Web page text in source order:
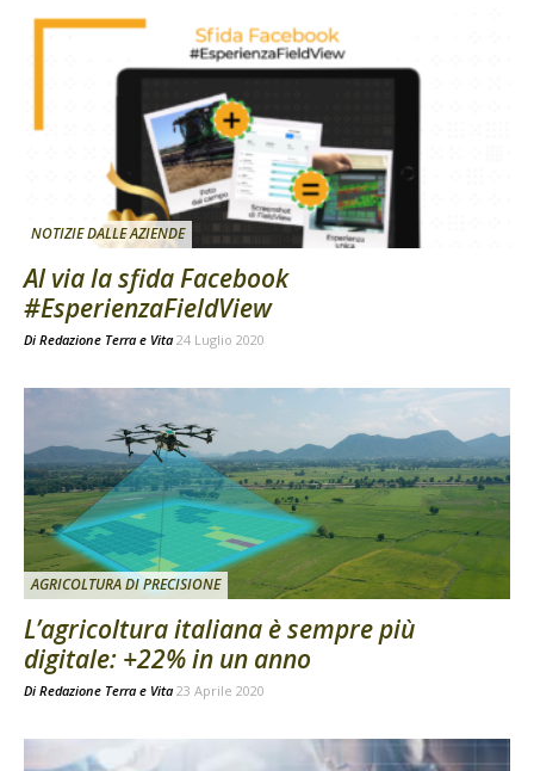
NOTIZIE DALLE AZIENDE
Al via la sfida Facebook
#EsperienzaFieldView
Di Redazione Terra e Vita 24 Luglio 2020
AGRICOLTURA DI PRECISIONE
L’agricoltura italiana è sempre più
digitale: +22% in un anno
Di Redazione Terra e Vita 23 Aprile 2020